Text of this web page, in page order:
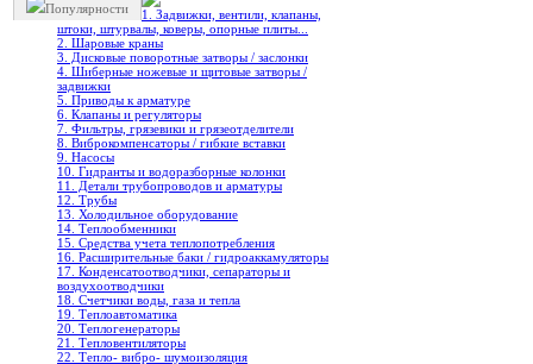
Популярности
1. Задвижки, вентили, клапаны,
штоки, штурвалы, коверы, опорные плиты...
2. Шаровые краны
3. Дисковые поворотные затворы / заслонки
4. Шиберные ножевые и щитовые затворы /
задвижки
5. Приводы к арматуре
6. Клапаны и регуляторы
7. Фильтры, грязевики и грязеотделители
8. Виброкомпенсаторы / гибкие вставки
9. Насосы
10. Гидранты и водоразборные колонки
11. Детали трубопроводов и арматуры
12. Трубы
13. Холодильное oборудование
14. Теплообменники
15. Средства учета теплопотребления
16. Расширительные баки / гидроаккамуляторы
17. Конденсатоотводчики, сепараторы и
воздухоотводчики
18. Счетчики воды, газа и тепла
19. Теплоавтоматика
20. Теплогенераторы
21. Тепловентиляторы
22. Тепло- вибро- шумоизоляция